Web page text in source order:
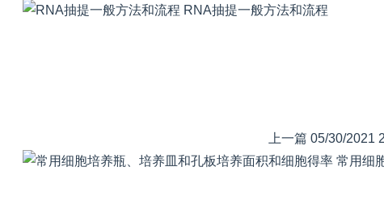
RNA抽提一般方法和流程
上一篇 05/30/2021
常用细